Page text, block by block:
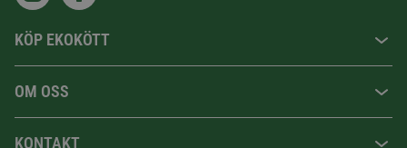
KÖP EKOKÖTT
OM OSS
KONTAKT